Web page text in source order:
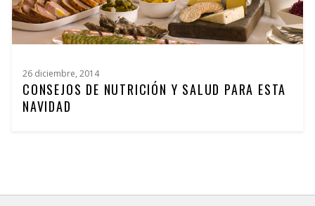
26 diciembre, 2014
CONSEJOS DE NUTRICIÓN Y SALUD PARA ESTA
NAVIDAD